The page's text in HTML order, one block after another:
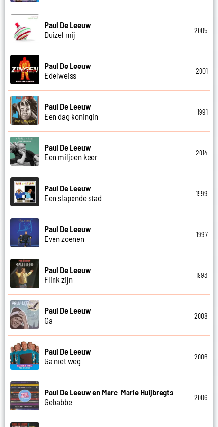
Paul De Leeuw
Duizel mij
2005
Paul De Leeuw
Edelweiss
2001
Paul De Leeuw
Een dag koningin
1991
Paul De Leeuw
Een miljoen keer
2014
Paul De Leeuw
Een slapende stad
1999
Paul De Leeuw
Even zoenen
1997
Paul De Leeuw
Flink zijn
1993
Paul De Leeuw
Ga
2008
Paul De Leeuw
Ga niet weg
2006
Paul De Leeuw en Marc-Marie Huijbregts
Gebabbel
2006